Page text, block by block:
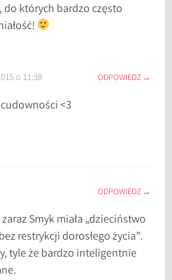
do których bardzo często
o 11:38 ODPOWIEDZ
<3
ODPOWIEDZ
Smyk miała „dzieciństwo
restrykcji dorosłego życia”.
tyle że bardzo inteligentnie